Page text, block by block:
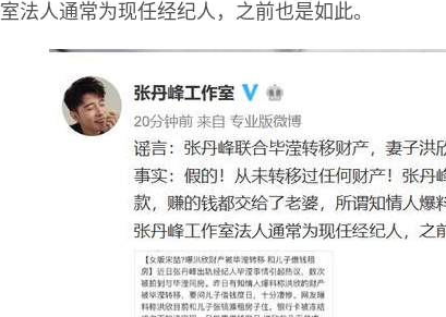
室法人通常为现任经纪人，之前也是如此。